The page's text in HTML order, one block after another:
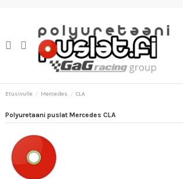
Etusivulle Mercedes CLA
Polyuretaani puslat Mercedes CLA